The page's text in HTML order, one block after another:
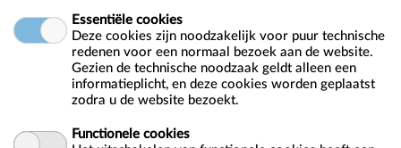
u gebruik maakt van de Service, gaat u akkoord met het gebruik van
cookies.
Onze cookies policy verduidelijkt wat cookies zijn, hoe we cookies
gebruiken, hoe derde partijen waarmee we partnerships sluiten
cookies kunnen gebruiken op de Service, uw keuzes wat betreft
cookies en meer informatie over cookies.
Essentiële cookies
Deze cookies zijn noodzakelijk voor puur technische
redenen voor een normaal bezoek aan de website.
Gezien de technische noodzaak geldt alleen een
informatieplicht, en deze cookies worden geplaatst
zodra u de website bezoekt.
Functionele cookies